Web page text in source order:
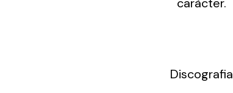
Discografia